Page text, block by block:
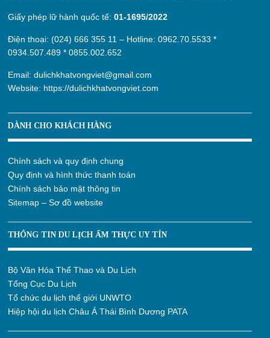
Giấy phép lữ hành quốc tế:01-1695/2022
Điện thoại: (024) 666 355 11 – Hotline:0962.70.5533 *
0934.507.489 *0855.002.652
Email:dulichkhatvongviet@gmail.com
Website: https://dulichkhatvongviet.com
DÀNH CHO KHÁCH HÀNG
Chính sách và quy định chung
Quy định và hình thức thanh toán
Chính sách bảo mật thông tin
Sitemap – Sơ đồ website
THÔNG TIN DU LỊCH ẨM THỰC UY TÍN
Bộ Văn Hóa Thể Thao và Du Lịch
Tổng Cục Du Lịch
Tổ chức du lịch thế giới UNWTO
Hiệp hội du lịch Châu Á Thái Bình Dương PATA